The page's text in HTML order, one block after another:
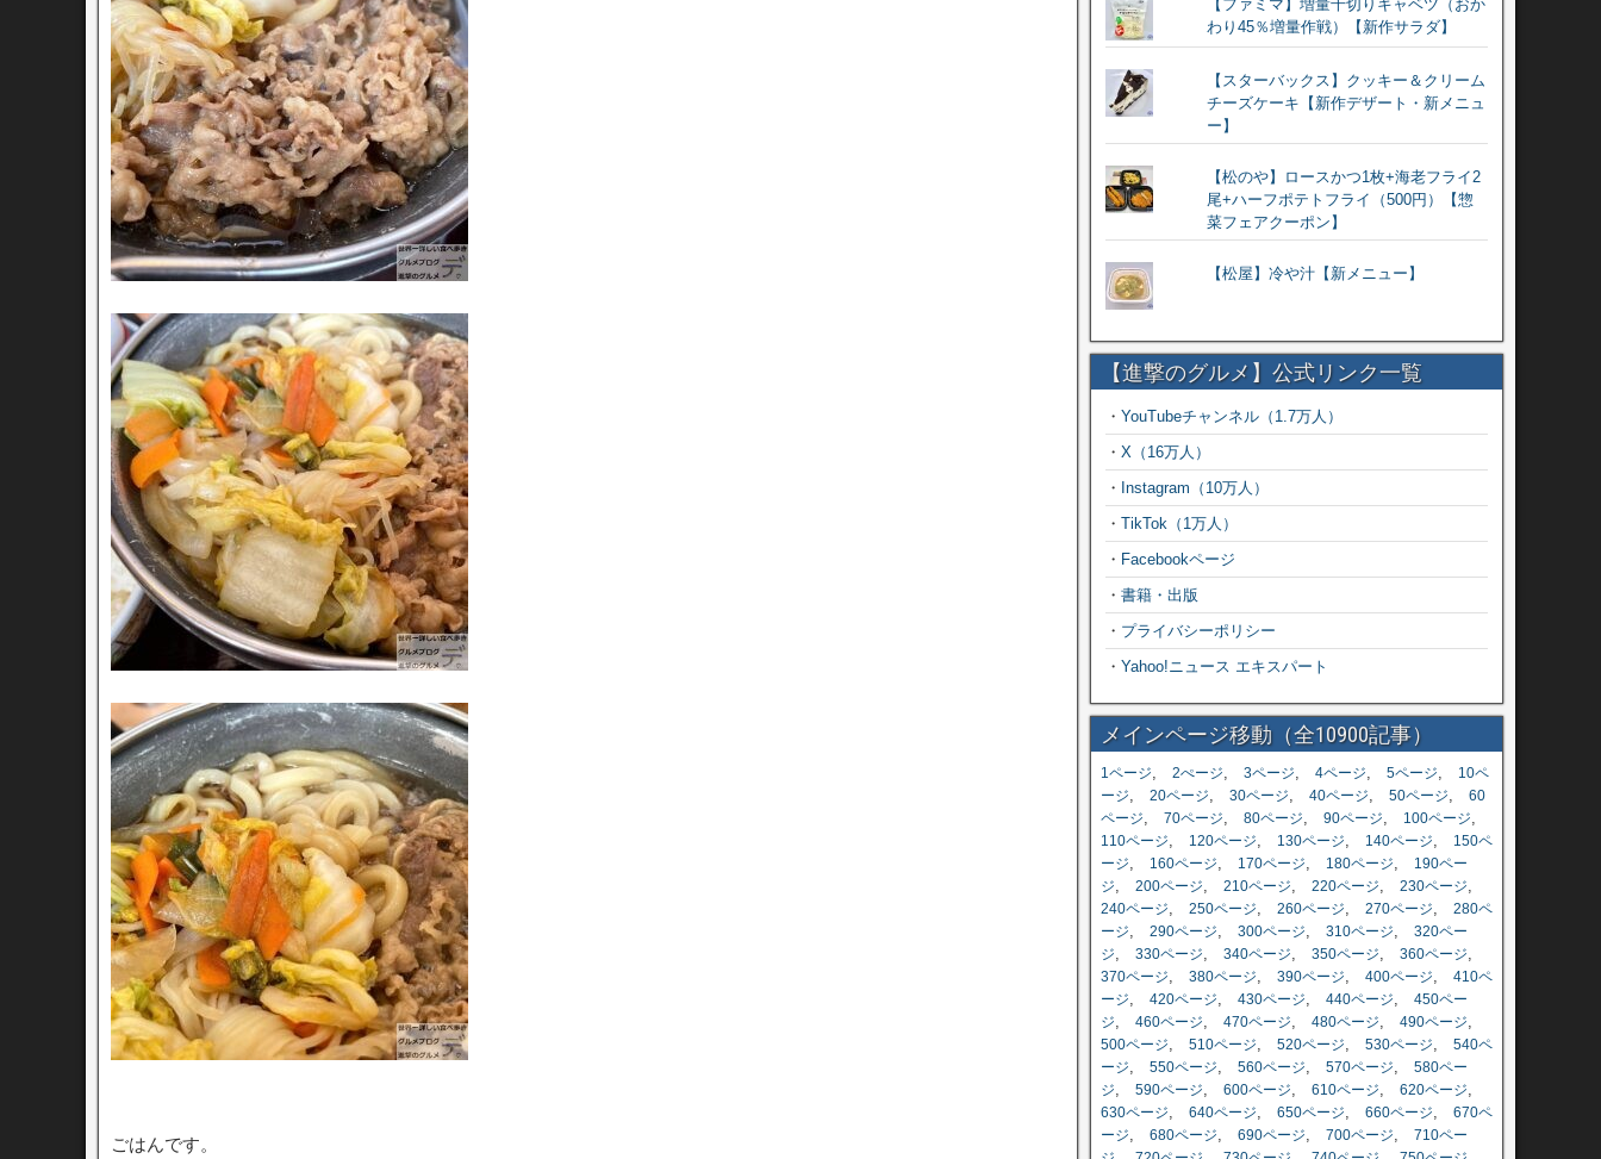
ごはんです。
【ファミマ】増量千切りキャベツ（おか
わり45％増量作戦）【新作サラダ】
【スターバックス】クッキー＆クリーム
チーズケーキ【新作デザート・新メニュ
ー】
【松のや】ロースかつ1枚+海老フライ2
尾+ハーフポテトフライ（500円）【惣
菜フェアクーポン】
【松屋】冷や汁【新メニュー】
【進撃のグルメ】公式リンク一覧
・ YouTubeチャンネル（1.7万人）
・ X（16万人）
・ Instagram（10万人）
・ TikTok（1万人）
・ Facebookページ
・ 書籍・出版
・ プライバシーポリシー
・ Yahoo!ニュース エキスパート
メインページ移動（全10900記事）
1ページ, 2ぺージ, 3ページ, 4ページ, 5ページ,
10ペ
ージ, 20ページ, 30ページ, 40ページ, 50ページ, 60
ページ, 70ページ, 80ページ, 90ページ, 100ページ,
110ページ, 120ページ, 130ページ, 140ページ,
150ペ
ージ, 160ページ, 170ページ, 180ページ,
190ペー
ジ, 200ページ, 210ページ, 220ページ, 230ページ,
240ページ, 250ページ, 260ページ, 270ページ, 280ペ
ージ, 290ページ, 300ページ, 310ページ, 320ペー
ジ, 330ページ, 340ページ, 350ページ, 360ページ,
370ページ, 380ページ, 390ページ, 400ページ, 410ペ
ージ, 420ページ, 430ページ, 440ページ, 450ペー
ジ, 460ページ, 470ページ, 480ページ, 490ページ,
500ページ, 510ページ, 520ページ, 530ページ, 540ペ
ージ, 550ページ, 560ページ, 570ページ, 580ペー
ジ, 590ページ, 600ページ, 610ページ, 620ページ,
630ページ, 640ページ, 650ページ, 660ページ, 670ペ
ージ, 680ページ, 690ページ, 700ページ, 710ペー